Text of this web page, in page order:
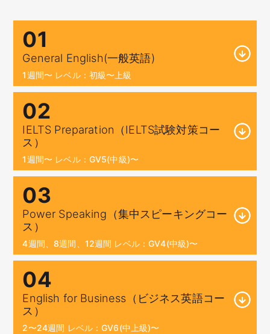
01
General English(一般英語)
1週間〜 レベル：初級〜上級
02
IELTS Preparation（IELTS試験対策コー
ス）
1週間〜 レベル：GV5(中級)〜
03
Power Speaking（集中スピーキングコー
ス）
4週間、8週間、12週間 レベル：GV4(中級)〜
04
English for Business（ビジネス英語コー
ス）
2〜24週間 レベル：GV6(中上級)〜